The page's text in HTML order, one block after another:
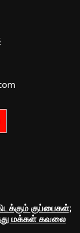
குப்பைகள்;
மக்கள் கவலை